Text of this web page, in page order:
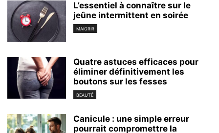
L’essentiel à connaître sur le
jeûne intermittent en soirée
MAIGRIR
Quatre astuces efficaces pour
éliminer définitivement les
boutons sur les fesses
BEAUTÉ
Canicule : une simple erreur
pourrait compromettre la